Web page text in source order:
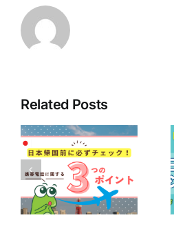
Related Posts
【一時帰国者必
見】日本の電話
番号付きSIM
が、日本の身分
証なしで契約で